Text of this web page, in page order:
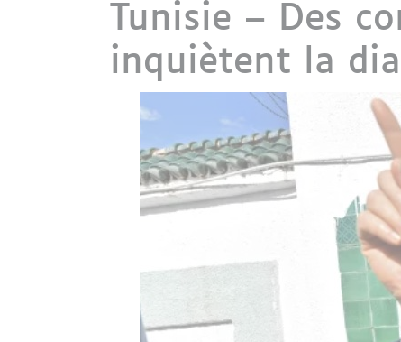
Tunisie – Des
inquiètent la